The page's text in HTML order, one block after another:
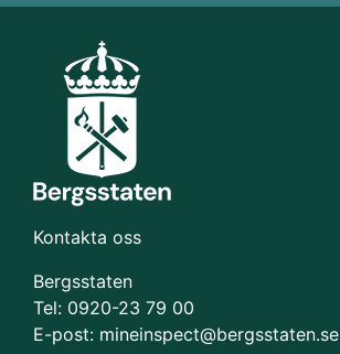
Kontakta oss
Bergsstaten
Tel: 0920-23 79 00
E-post: mineinspect@bergsstaten.se